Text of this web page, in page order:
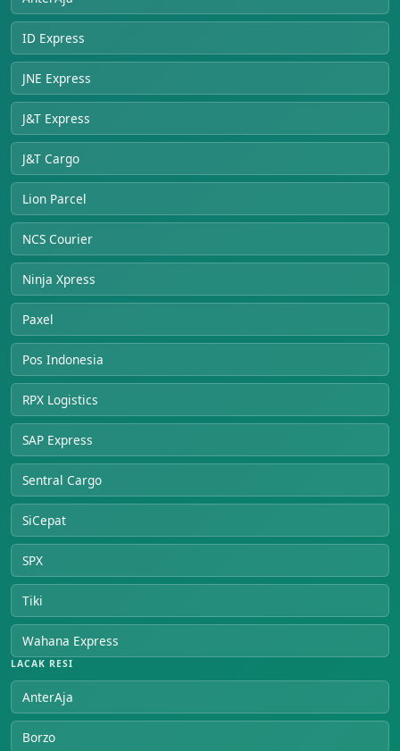
ID Express
JNE Express
J&T Express
J&T Cargo
Lion Parcel
NCS Courier
Ninja Xpress
Paxel
Pos Indonesia
RPX Logistics
SAP Express
Sentral Cargo
SiCepat
SPX
Tiki
Wahana Express
LACAK RESI
AnterAja
Borzo